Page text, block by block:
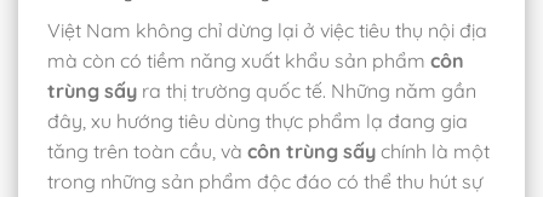
Việt Nam không chỉ dừng lại ở việc tiêu thụ nội địa
mà còn có tiềm năng xuất khẩu sản phẩm côn
trùng sấy ra thị trường quốc tế. Những năm gần
đây, xu hướng tiêu dùng thực phẩm lạ đang gia
tăng trên toàn cầu, và côn trùng sấy chính là một
trong những sản phẩm độc đáo có thể thu hút sự